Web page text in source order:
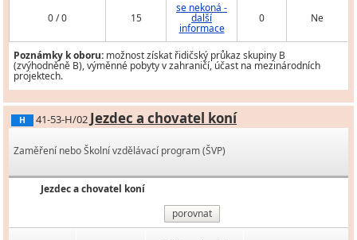
0 / 0 15
se nekoná -
další
informace
0 Ne
Poznámky k oboru: možnost získat řidičský průkaz skupiny B
(zvýhodněně B), výměnné pobyty v zahraničí, účast na mezinárodních
projektech.
H 41-53-H/02 Jezdec a chovatel koní
Zaměření nebo Školní vzdělávací program (ŠVP)
Jezdec a chovatel koní
porovnat